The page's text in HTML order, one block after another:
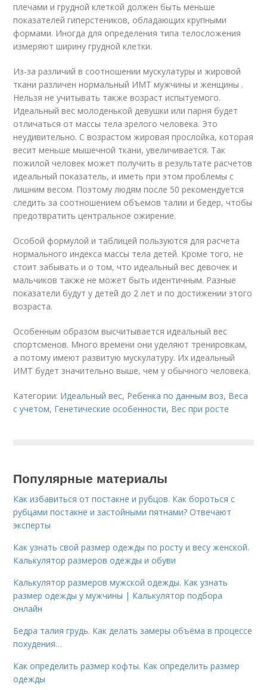
плечами и грудной клеткой должен быть меньше
показателей гиперстеников, обладающих крупными
формами. Иногда для определения типа телосложения
измеряют ширину грудной клетки.
Из-за различий в соотношении мускулатуры и жировой
ткани различен нормальный ИМТ мужчины и женщины .
Нельзя не учитывать также возраст испытуемого.
Идеальный вес молоденькой девушки или парня будет
отличаться от массы тела зрелого человека. Это
неудивительно. С возрастом жировая прослойка, которая
весит меньше мышечной ткани, увеличивается. Так
пожилой человек может получить в результате расчетов
идеальный показатель, и иметь при этом проблемы с
лишним весом. Поэтому людям после 50 рекомендуется
следить за соотношением объемов талии и бедер, чтобы
предотвратить центральное ожирение.
Особой формулой и таблицей пользуются для расчета
нормального индекса массы тела детей. Кроме того, не
стоит забывать и о том, что идеальный вес девочек и
мальчиков также не может быть идентичным. Разные
показатели будут у детей до 2 лет и по достижении этого
возраста.
Особенным образом высчитывается идеальный вес
спортсменов. Много времени они уделяют тренировкам,
а потому имеют развитую мускулатуру. Их идеальный
ИМТ будет значительно выше, чем у обычного человека.
Категории: Идеальный вес, Ребенка по данным воз, Веса
с учетом, Генетические особенности, Вес при росте
Популярные материалы
Как избавиться от постакне и рубцов. Как бороться с
рубцами постакне и застойными пятнами? Отвечают
эксперты
Как узнать свой размер одежды по росту и весу женской.
Калькулятор размеров одежды и обуви
Калькулятор размеров мужской одежды. Как узнать
размер одежды у мужчины | Калькулятор подбора
онлайн
Бедра талия грудь. Как делать замеры объёма в процессе
похудения…
Как определить размер кофты. Как определить размер
одежды